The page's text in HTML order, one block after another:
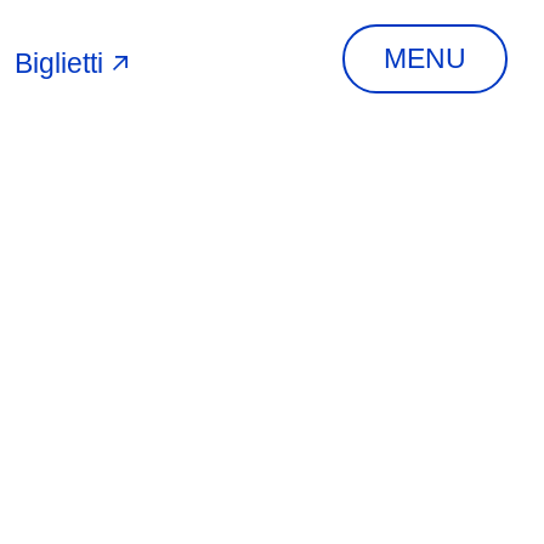
Biglietti MENU